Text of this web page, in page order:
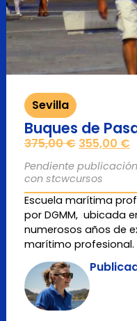
Sevilla
Buques de
375,00€ 355,00 €
Pendiente
con stcwcursos
Escuela marítima
por DGMM, ubicada
numerosos años de
marítimo profesional.